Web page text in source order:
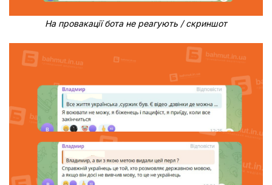
На провакації бота не реагують / скриншот